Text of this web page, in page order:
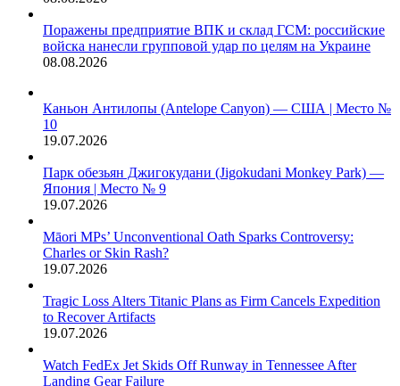
Поражены предприятие ВПК и склад ГСМ: российские
войска нанесли групповой удар по целям на Украине
08.08.2026
Каньон Антилопы (Antelope Canyon) — США | Место №
10
19.07.2026
Парк обезьян Джигокудани (Jigokudani Monkey Park) —
Япония | Место № 9
19.07.2026
Māori MPs’ Unconventional Oath Sparks Controversy:
Charles or Skin Rash?
19.07.2026
Tragic Loss Alters Titanic Plans as Firm Cancels Expedition
to Recover Artifacts
19.07.2026
Watch FedEx Jet Skids Off Runway in Tennessee After
Landing Gear Failure